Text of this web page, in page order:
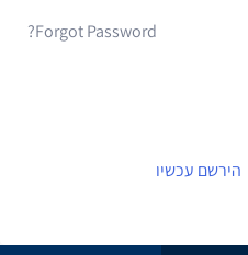
Forgot Password?
הירשם עכשיו